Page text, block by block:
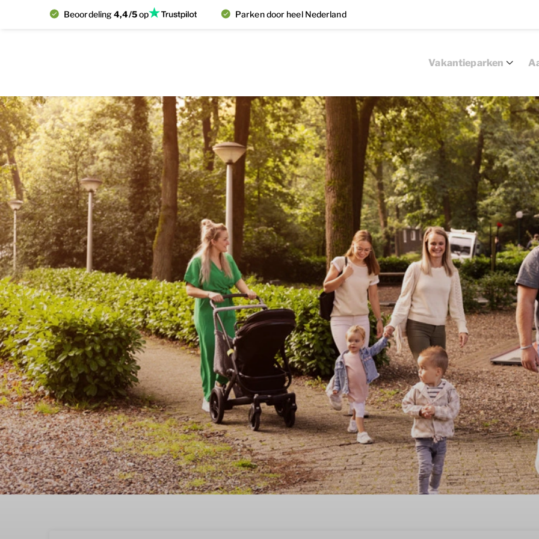
Beoordeling4,4/5op Parken door heel Nederland
Vakantieparken